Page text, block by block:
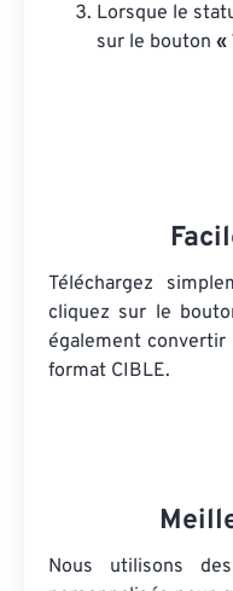
Lorsque le
sur le bouton «
Téléchargez
cliquez sur le
également convertir
format CIBLE.
Nous utilisons